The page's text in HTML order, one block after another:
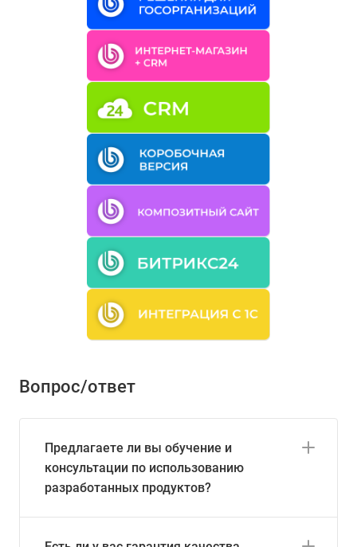
Вопрос/ответ
Предлагаете ли вы обучение и
консультации по использованию
разработанных продуктов?